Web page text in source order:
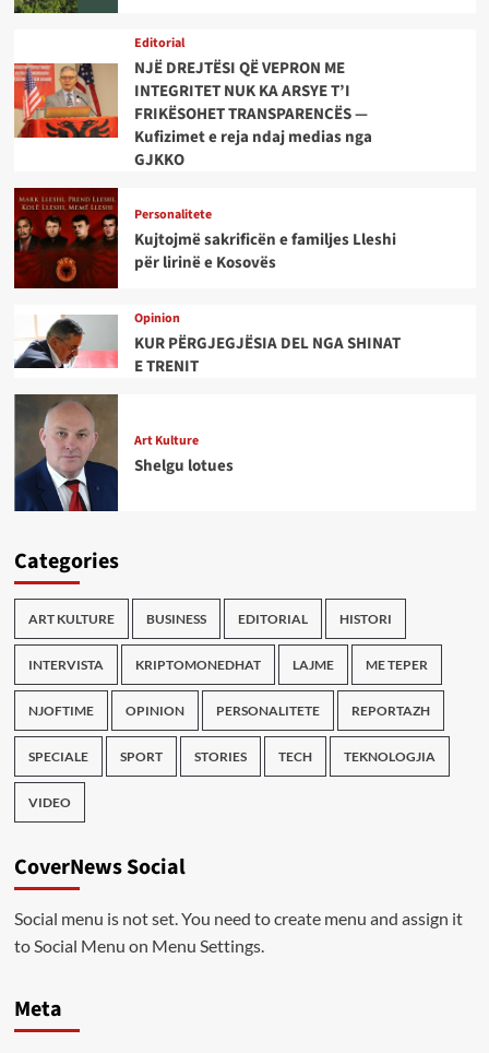
Editorial
NJË DREJTËSI QË VEPRON ME
INTEGRITET NUK KA ARSYE T’I
FRIKËSOHET TRANSPARENCËS —
Kufizimet e reja ndaj medias nga
GJKKO
Personalitete
Kujtojmë sakrificën e familjes Lleshi
për lirinë e Kosovës
Opinion
KUR PËRGJEGJËSIA DEL NGA SHINAT
E TRENIT
Art Kulture
Shelgu lotues
Categories
ART KULTURE BUSINESS EDITORIAL HISTORI
INTERVISTA KRIPTOMONEDHAT LAJME ME TEPER
NJOFTIME OPINION PERSONALITETE REPORTAZH
SPECIALE SPORT STORIES TECH TEKNOLOGJIA
VIDEO
CoverNews Social
Social menu is not set. You need to create menu and assign it
to Social Menu on Menu Settings.
Meta